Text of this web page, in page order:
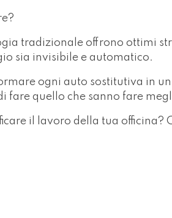
tradizionale offrono ottimi
sia invisibile e automatico.
ogni auto sostitutiva in
fare quello che sanno fare
il lavoro della tua